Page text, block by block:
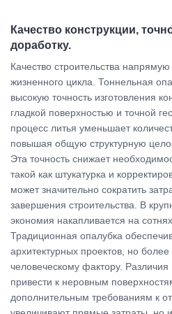
Качество конструкции,
доработку.
Качество строительства
жизненного цикла. Тоннельная
высокую точность изготовления
гладкой поверхностью и точной
процесс литья уменьшает
повышая общую структурную
Эта точность снижает
такой как штукатурка и
может значительно сократить
завершения строительства. В
экономия накапливается на сотнях
Традиционная опалубка
архитектурных проектов, но более
человеческому фактору. Различия
привести к неровным
дополнительным требованиям к